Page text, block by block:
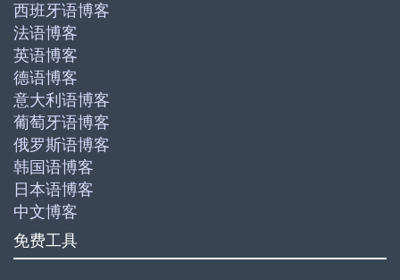
西班牙语博客
法语博客
英语博客
德语博客
意大利语博客
葡萄牙语博客
俄罗斯语博客
韩国语博客
日本语博客
中文博客
免费工具